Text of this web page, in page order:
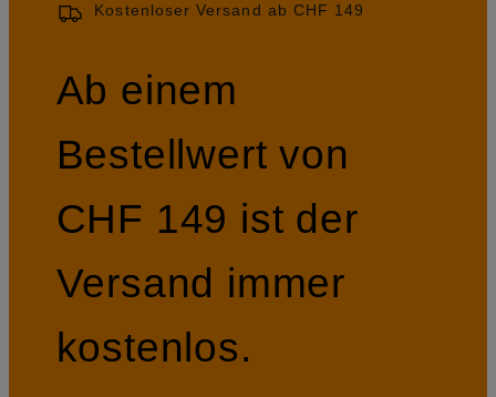
Kostenloser Versand ab CHF 149
Ab einem
Bestellwert von
CHF 149 ist der
Versand immer
kostenlos.